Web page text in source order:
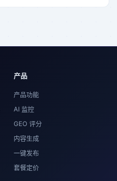
产品
产品功能
AI 监控
GEO 评分
内容生成
一键发布
套餐定价